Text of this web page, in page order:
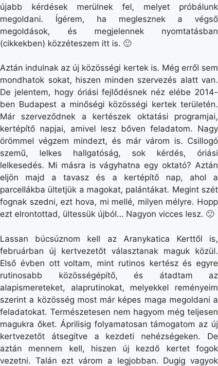
újabb kérdések merülnek fel, melyet próbálunk
megoldani. Ígérem, ha meglesznek a végső
megoldások, és megjelennek nyomtatásban
(cikkekben) közzéteszem itt is. 🙂
Aztán indulnak az új közösségi kertek is. Még erről sem
mondhatok sokat, hiszen minden szervezés alatt van.
De jelentem, hogy óriási fejlődésnek néz elébe 2014-
ben Budapest a minőségi közösségi kertek területén.
Már szerveződnek a kertészek oktatási programjai,
kertépítő napjai, amivel lesz bőven feladatom. Nagy
örömmel végzem mindezt, és már várom is. Csillogó
szemű, lelkes hallgatóság, sok kérdés, óriási
lelkesedés. Mi másra is vágyhatna egy oktató? Aztán
eljön majd a tavasz és a kertépítő nap, ahol a
parcellákba ültetjük a magokat, palántákat. Megint szét
fognak szedni, ezt hova, mi mellé, milyen mélyre. Hopp
ezt elrontottad, ültessük újból… Nagyon vicces lesz. 🙂
Lassan búcsúznom kell az Aranykatica Kerttől is,
februárban új kertvezetőt választanak maguk közül.
Első évben ott voltam, mint rutinos kertész és egyre
rutinosabb közösségépítő, és átadtam az
alapismereteket, alaprutinokat, melyekkel reményeim
szerint a közösség most már képes maga megoldani a
feladatokat. Természetesen nem hagyom még teljesen
magukra őket. Áprilisig folyamatosan támogatom az új
kertvezetőt átsegítve a kezdeti nehézségeken. De
aztán mennem kell, hiszen új kezdő kertet fogok
vezetni. Talán ezt várom a legjobban. Dugig vagyok